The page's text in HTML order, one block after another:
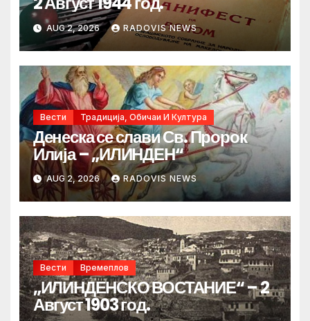
AUG 2, 2026 RADOVIS NEWS
Вести Традиција, Обичаи И Култура
Денеска се слави Св. Пророк
Илија – „ИЛИНДЕН“
AUG 2, 2026 RADOVIS NEWS
Вести Времеплов
„ИЛИНДЕНСКО ВОСТАНИЕ“ – 2
Август 1903 год.